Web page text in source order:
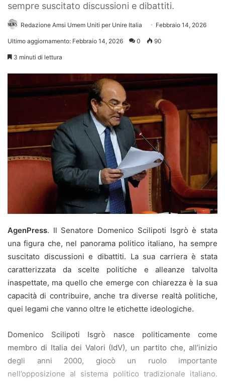
sempre suscitato discussioni e dibattiti.
Redazione Amsi Umem Uniti per Unire Italia Febbraio 14, 2026
Ultimo aggiornamento: Febbraio 14, 2026 0 90
3 minuti di lettura
AgenPress. Il Senatore Domenico Scilipoti Isgrò è stata
una figura che, nel panorama politico italiano, ha sempre
suscitato discussioni e dibattiti. La sua carriera è stata
caratterizzata da scelte politiche e alleanze talvolta
inaspettate, ma quello che emerge con chiarezza è la sua
capacità di contribuire, anche tra diverse realtà politiche,
quei legami che vanno oltre le etichette ideologiche.
Domenico Scilipoti Isgrò nasce politicamente come
membro di Italia dei Valori (IdV), un partito che, all’inizio
degli anni 2000, giocò un ruolo importante
nell’opposizione al sistema politico tradizionale italiano.